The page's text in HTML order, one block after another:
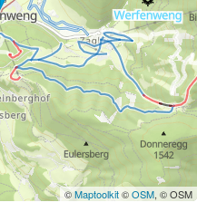
©Maptoolkit©OSM, © OSM